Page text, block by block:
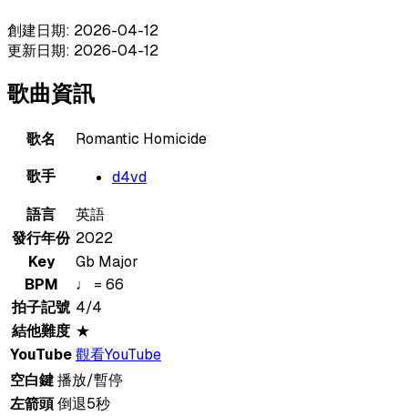
創建日期: 2026-04-12
更新日期: 2026-04-12
歌曲資訊
歌名
Romantic Homicide
歌手
d4vd
語言
英語
發行年份 2022
Key
Gb Major
BPM
♩ = 66
拍子記號 4/4
結他難度 ★
YouTube觀看YouTube
空白鍵播放/暫停
左箭頭倒退5秒